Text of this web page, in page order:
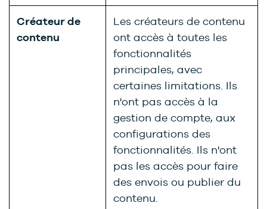
Créateur de
contenu
Les créateurs de contenu
ont accès à toutes les
fonctionnalités
principales, avec
certaines limitations. Ils
n'ont pas accès à la
gestion de compte, aux
configurations des
fonctionnalités. Ils n'ont
pas les accès pour faire
des envois ou publier du
contenu.